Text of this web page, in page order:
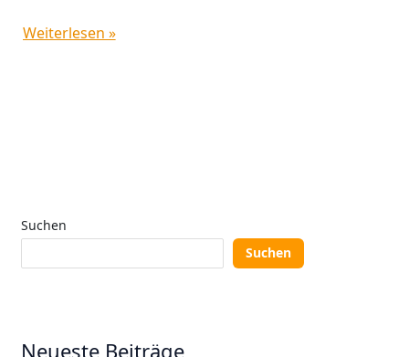
Weiterlesen »
Suchen
Suchen
Neueste Beiträge